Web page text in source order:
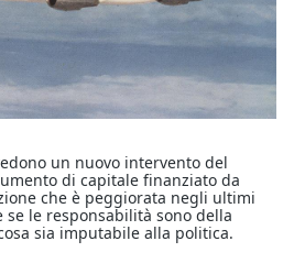
un nuovo intervento del
di capitale finanziato da
che è peggiorata negli ultimi
le responsabilità sono della
sia imputabile alla politica.